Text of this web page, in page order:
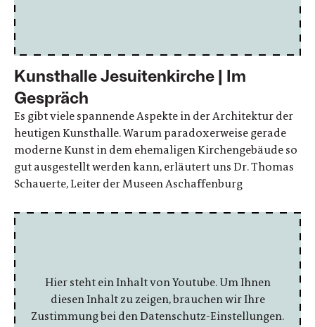
Kunsthalle Jesuitenkirche | Im
Gespräch
Es gibt viele spannende Aspekte in der Architektur der
heutigen Kunsthalle. Warum paradoxerweise gerade
moderne Kunst in dem ehemaligen Kirchengebäude so
gut ausgestellt werden kann, erläutert uns Dr. Thomas
Schauerte, Leiter der Museen Aschaffenburg
Hier steht ein Inhalt von Youtube. Um Ihnen
diesen Inhalt zu zeigen, brauchen wir Ihre
Zustimmung bei den Datenschutz-Einstellungen.